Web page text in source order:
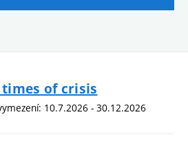
of crisis
10.7.2026 - 30.12.2026